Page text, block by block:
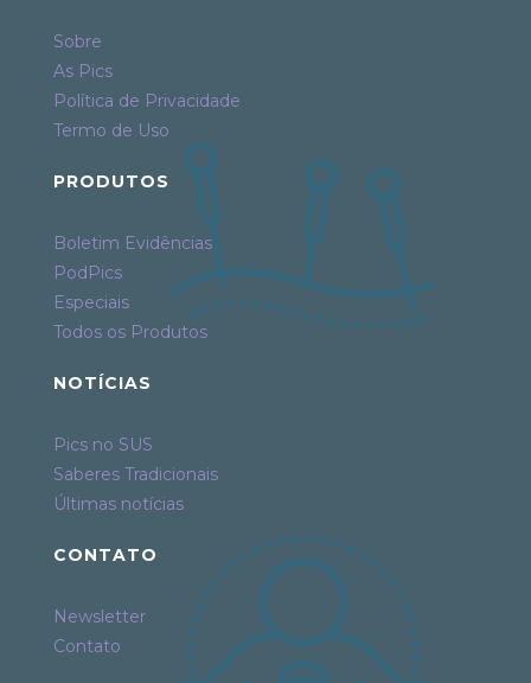
Sobre
As Pics
Política de Privacidade
Termo de Uso
PRODUTOS
Boletim Evidências
PodPics
Especiais
Todos os Produtos
NOTÍCIAS
Pics no SUS
Saberes Tradicionais
Últimas notícias
CONTATO
Newsletter
Contato